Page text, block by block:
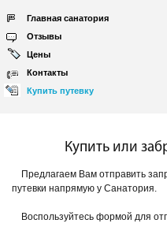
Главная санатория
Отзывы
Цены
Контакты
Купить путевку
Купить или
Предлагаем Вам отправить
путевки напрямую у Санатория.
Воспользуйтесь формой для